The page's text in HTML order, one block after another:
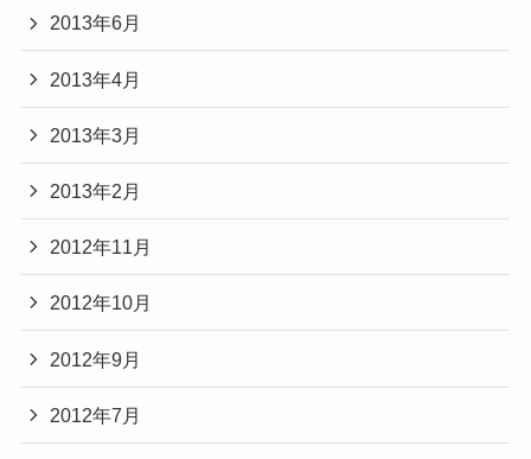
2013年6月
2013年4月
2013年3月
2013年2月
2012年11月
2012年10月
2012年9月
2012年7月